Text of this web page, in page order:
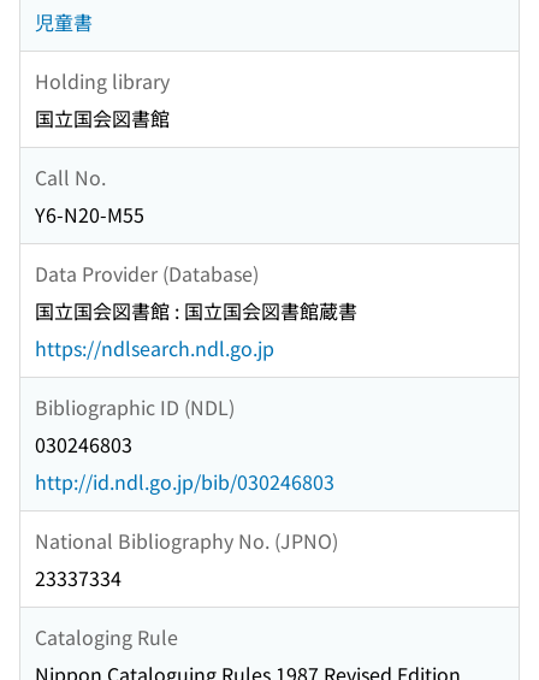
児童書
Holding library
国立国会図書館
Call No.
Y6-N20-M55
Data Provider (Database)
国立国会図書館 : 国立国会図書館蔵書
https://ndlsearch.ndl.go.jp
Bibliographic ID (NDL)
030246803
http://id.ndl.go.jp/bib/030246803
National Bibliography No. (JPNO)
23337334
Cataloging Rule
Nippon Cataloguing Rules 1987 Revised Edition